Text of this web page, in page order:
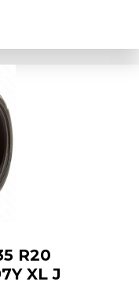
R20
XL J